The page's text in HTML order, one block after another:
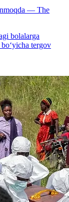
— The
bolalarga
tergov